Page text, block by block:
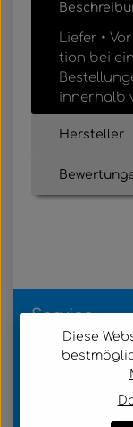
Liefer •
tion bei
innerhalb
Hersteller
Service
Diese